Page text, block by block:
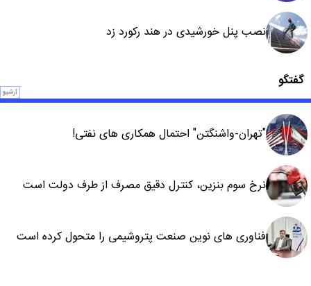
نصب پنل خورشیدی در هند رکورد زد
گفتگو
آرشیو
"تهران-واشنگتن" احتمال همکاری های نفتی!
نرخ سوم بنزین، کنترل دقیق مصرف از طرف دولت است
فناوری های نوین صنعت پتروشیمی را متحول کرده است